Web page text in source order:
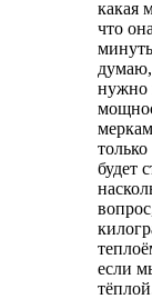
какая
что
думаю,
нужно
будет
если